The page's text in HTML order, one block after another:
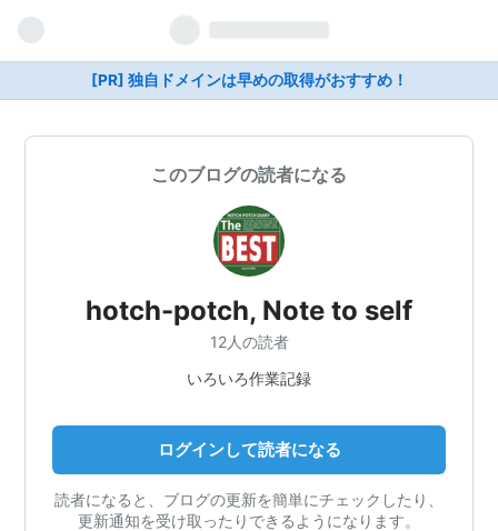
[PR] 独自ドメインは早めの取得がおすすめ！
このブログの読者になる
hotch-potch, Note to self
12人の読者
いろいろ作業記録
ログインして読者になる
読者になると、ブログの更新を簡単にチェックしたり、
更新通知を受け取ったりできるようになります。